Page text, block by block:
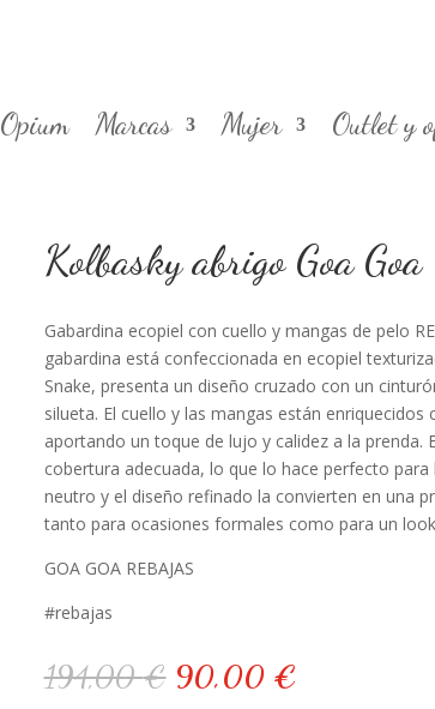
Opium Marcas Mujer Outlet y
Kolbasky abrigo Goa Goa
Gabardina ecopiel con cuello y mangas de pelo
gabardina está confeccionada en ecopiel
Snake, presenta un diseño cruzado con un
silueta. El cuello y las mangas están enriquecidos
aportando un toque de lujo y calidez a la prenda.
cobertura adecuada, lo que lo hace perfecto
neutro y el diseño refinado la convierten en una
tanto para ocasiones formales como para un
GOA GOA REBAJAS
#rebajas
194,00€ El
90,00 €